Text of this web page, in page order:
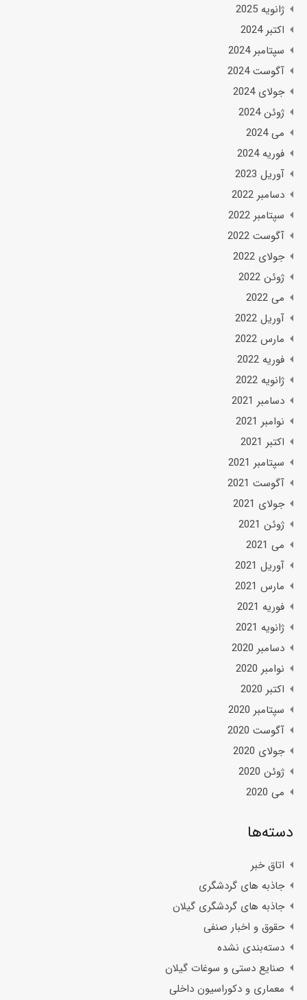
ژانویه 2025
اکتبر 2024
سپتامبر 2024
آگوست 2024
جولای 2024
ژوئن 2024
می 2024
فوریه 2024
آوریل 2023
دسامبر 2022
سپتامبر 2022
آگوست 2022
جولای 2022
ژوئن 2022
می 2022
آوریل 2022
مارس 2022
فوریه 2022
ژانویه 2022
دسامبر 2021
نوامبر 2021
اکتبر 2021
سپتامبر 2021
آگوست 2021
جولای 2021
ژوئن 2021
می 2021
آوریل 2021
مارس 2021
فوریه 2021
ژانویه 2021
دسامبر 2020
نوامبر 2020
اکتبر 2020
سپتامبر 2020
آگوست 2020
جولای 2020
ژوئن 2020
می 2020
دسته‌ها
اتاق خبر
جاذبه های گردشگری
جاذبه های گردشگری گیلان
حقوق و اخبار صنفی
دسته‌بندی نشده
صنایع دستی و سوغات گیلان
معماری و دکوراسیون داخلی